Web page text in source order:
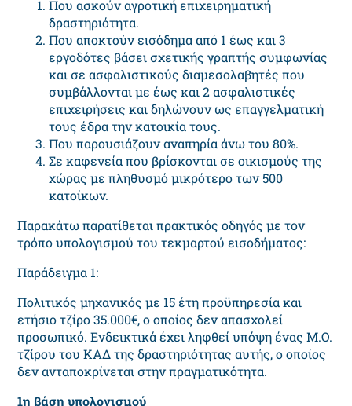
Που ασκούν αγροτική επιχειρηματική
δραστηριότητα.
Που αποκτούν εισόδημα από 1 έως και 3
εργοδότες βάσει σχετικής γραπτής συμφωνίας
και σε ασφαλιστικούς διαμεσολαβητές που
συμβάλλονται με έως και 2 ασφαλιστικές
επιχειρήσεις και δηλώνουν ως επαγγελματική
τους έδρα την κατοικία τους.
Που παρουσιάζουν αναπηρία άνω του 80%.
Σε καφενεία που βρίσκονται σε οικισμούς της
χώρας με πληθυσμό μικρότερο των 500
κατοίκων.
Παρακάτω παρατίθεται πρακτικός οδηγός με τον
τρόπο υπολογισμού του τεκμαρτού εισοδήματος:
Παράδειγμα 1:
Πολιτικός μηχανικός με 15 έτη προϋπηρεσία και
ετήσιο τζίρο 35.000€, ο οποίος δεν απασχολεί
προσωπικό. Ενδεικτικά έχει ληφθεί υπόψη ένας Μ.Ο.
τζίρου του ΚΑΔ της δραστηριότητας αυτής, ο οποίος
δεν ανταποκρίνεται στην πραγματικότητα.
1η βάση υπολογισμού